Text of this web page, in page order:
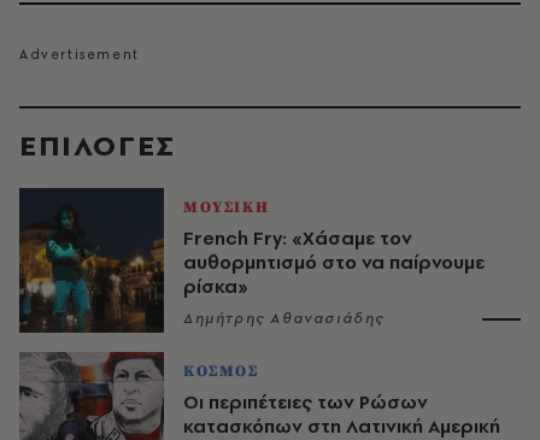
EΠΙΛΟΓΈΣ
ΜΟΥΣΙΚΗ
French Fry: «Χάσαμε τον
αυθορμητισμό στο να παίρνουμε
ρίσκα»
Δημήτρης Αθανασιάδης
ΚΟΣΜΟΣ
Οι περιπέτειες των Ρώσων
κατασκόπων στη Λατινική Αμερική